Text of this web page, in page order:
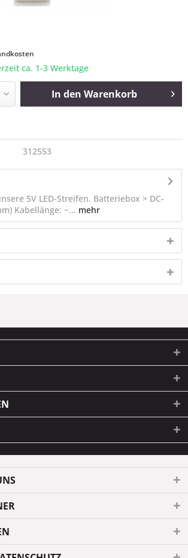
ca. 1-3 Werktage
In den Warenkorb
312553
5V LED-Streifen. Batteriebox > DC-
Kabellänge: ~... mehr